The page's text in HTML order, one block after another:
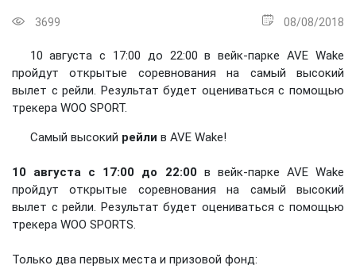
3699 08/08/2018
10 августа с 17:00 до 22:00 в вейк-парке AVE Wake
пройдут открытые соревнования на самый высокий
вылет с рейли. Результат будет оцениваться с помощью
трекера WOO SPORT.
Самый высокий рейли в AVE Wake!
10 августа с 17:00 до 22:00в вейк-парке AVE Wake
пройдут открытые соревнования на самый высокий
вылет с рейли. Результат будет оцениваться с помощью
трекера WOO SPORTS.
Только два первых места и призовой фонд: